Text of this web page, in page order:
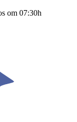
om 07:30h